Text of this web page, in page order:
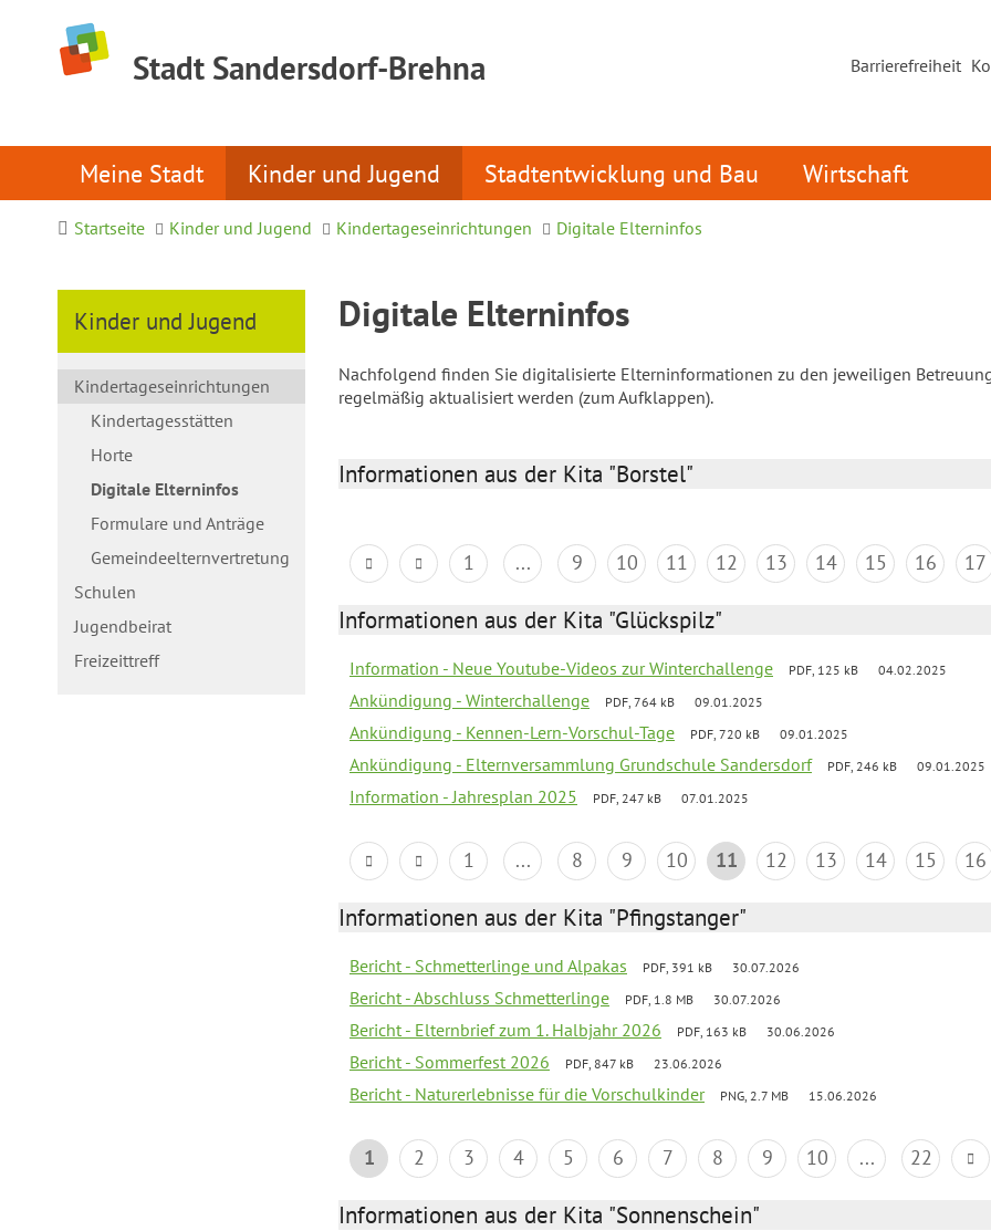
Stadt Sandersdorf-Brehna Barrierefreiheit
Meine Stadt Kinder und Jugend Stadtentwicklung und Bau Wirtschaft
Startseite Kinder und Jugend Kindertageseinrichtungen Digitale Elterninfos
Kinder und Jugend
Kindertageseinrichtungen
Kindertagesstätten
Horte
Digitale Elterninfos
Formulare und Anträge
Gemeindeelternvertretung
Schulen
Jugendbeirat
Freizeittreff
Digitale Elterninfos
Nachfolgend finden Sie digitalisierte Elterninformationen zu den jeweiligen
regelmäßig aktualisiert werden (zum Aufklappen).
Informationen aus der Kita "Borstel"
1 ... 9 10 11 12 13 14 15 16 17
Informationen aus der Kita "Glückspilz"
Information - Neue Youtube-Videos zur Winterchallenge PDF, 125 kB 04.02.2025
Ankündigung - Winterchallenge PDF, 764 kB 09.01.2025
Ankündigung - Kennen-Lern-Vorschul-Tage PDF, 720 kB 09.01.2025
Ankündigung - Elternversammlung Grundschule Sandersdorf PDF, 246 kB 09.01.2025
Information - Jahresplan 2025 PDF, 247 kB 07.01.2025
1 ... 8 9 10 11 12 13 14 15 16
Informationen aus der Kita "Pfingstanger"
Bericht - Schmetterlinge und Alpakas PDF, 391 kB 30.07.2026
Bericht - Abschluss Schmetterlinge PDF, 1.8 MB 30.07.2026
Bericht - Elternbrief zum 1. Halbjahr 2026 PDF, 163 kB 30.06.2026
Bericht - Sommerfest 2026 PDF, 847 kB 23.06.2026
Bericht - Naturerlebnisse für die Vorschulkinder PNG, 2.7 MB 15.06.2026
1 2 3 4 5 6 7 8 9 10 ... 22
Informationen aus der Kita "Sonnenschein"